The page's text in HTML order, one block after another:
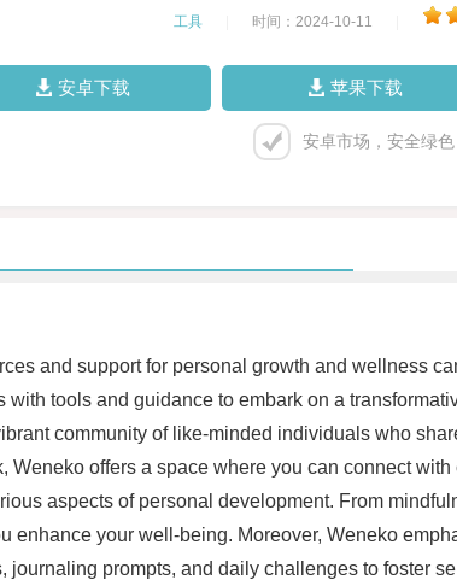
工具 时间：2024-10-11
安卓下载 苹果下载
安卓市场，安全绿色
and support for personal growth and wellness
tools and guidance to embark on a
community of like-minded individuals who
Weneko offers a space where you can connect
aspects of personal development. From
enhance your well-being. Moreover, Weneko
prompts, and daily challenges to foster